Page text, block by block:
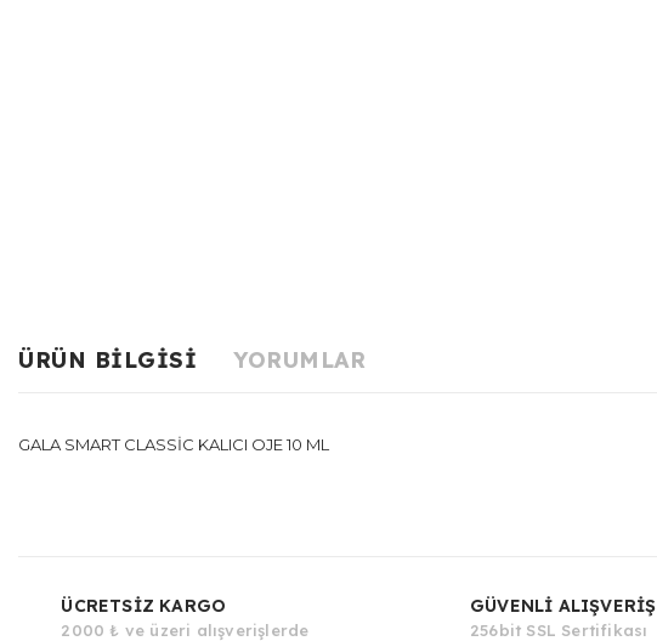
ÜRÜN BILGISI YORUMLAR
GALA SMART CLASSİC KALICI OJE 10 ML
ÜCRETSİZ KARGO
2000 ₺ ve üzeri alışverişlerde
GÜVENLİ ALIŞVERİŞ
256bit SSL Sertifikası